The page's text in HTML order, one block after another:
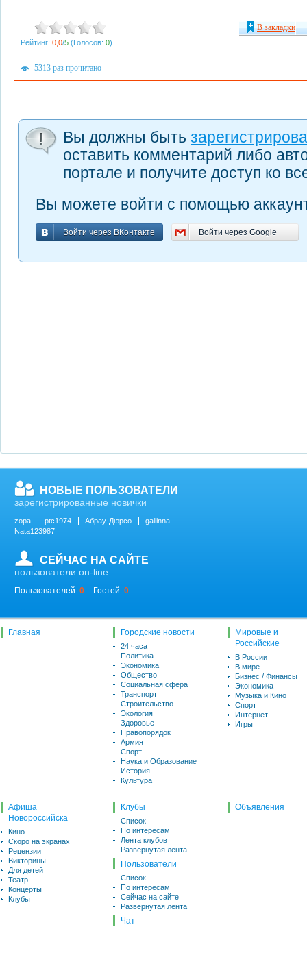
Рейтинг: 0,0/5 (Голосов: 0)
В закладки
5313 раз прочитано
Вы должны быть
оставить комментарий либо
портале и получите доступ ко
Вы можете войти с помощью
Войти через ВКонтакте
Войти через ВКонтакте Войти через Google
Войти через Google
НОВЫЕ ПОЛЬЗОВАТЕЛИ
зарегистрированные новички
zopa ptc1974 Абрау-Дюрсо
gallinna
Nata123987
СЕЙЧАС НА САЙТЕ
пользователи on-line
Пользователей: 0 Гостей: 0
Главная Городские новости
24 часа
Политика
Экономика
Общество
Социальная сфера
Транспорт
Строительство
Экология
Здоровье
Правопорядок
Армия
Спорт
Наука и Образование
История
Культура
Мировые и
Российские
В России
В мире
Бизнес / Финансы
Экономика
Музыка и Кино
Спорт
Интернет
Игры
Афиша
Новороссийска
Кино
Скоро на экранах
Рецензии
Викторины
Для детей
Театр
Концерты
Клубы
Клубы
Список
По интересам
Лента клубов
Развернутая лента
Пользователи
Список
По интересам
Сейчас на сайте
Развернутая лента
Чат
Объявления